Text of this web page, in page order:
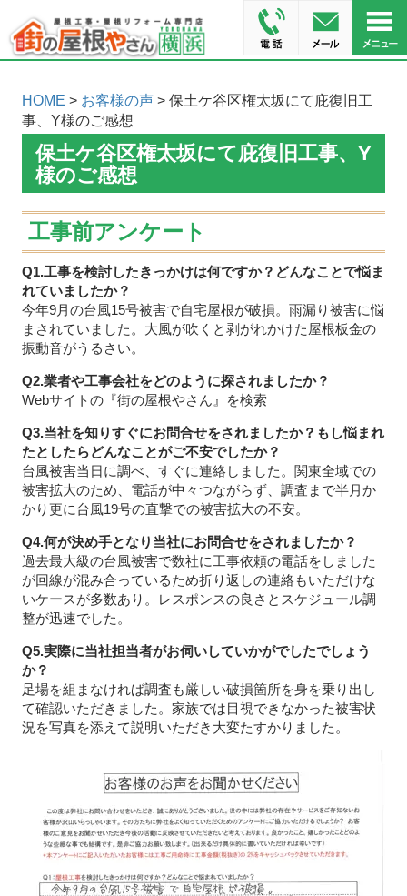
HOME > お客様の声> 保土ケ谷区権太坂にて庇復旧工
事、Y様のご感想
保土ケ谷区権太坂にて庇復旧工事、Y
様のご感想
工事前アンケート
Q1.工事を検討したきっかけは何ですか？どんなことで悩ま
れていましたか？
今年9月の台風15号被害で自宅屋根が破損。雨漏り被害に悩
まされていました。大風が吹くと剥がれかけた屋根板金の
振動音がうるさい。
Q2.業者や工事会社をどのように探されましたか？
Webサイトの『街の屋根やさん』を検索
Q3.当社を知りすぐにお問合せをされましたか？もし悩まれ
たとしたらどんなことがご不安でしたか？
台風被害当日に調べ、すぐに連絡しました。関東全域での
被害拡大のため、電話が中々つながらず、調査まで半月か
かり更に台風19号の直撃での被害拡大の不安。
Q4.何が決め手となり当社にお問合せをされましたか？
過去最大級の台風被害で数社に工事依頼の電話をしました
が回線が混み合っているため折り返しの連絡もいただけな
いケースが多数あり。レスポンスの良さとスケジュール調
整が迅速でした。
Q5.実際に当社担当者がお伺いしていかがでしたでしょう
か？
足場を組まなければ調査も厳しい破損箇所を身を乗り出し
て確認いただきました。家族では目視できなかった被害状
況を写真を添えて説明いただき大変たすかりました。